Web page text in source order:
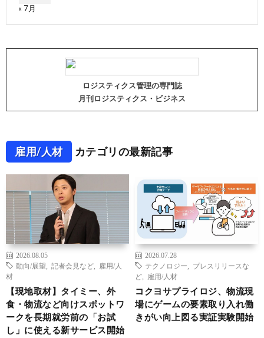
« 7月
ロジスティクス管理の専門誌
月刊ロジスティクス・ビジネス
雇用/人材 カテゴリの最新記事
2026.08.05
動向/展望
記者会見など
雇用/人
材
【現地取材】タイミー、外
食・物流など向けスポットワ
ークを長期就労前の「お試
し」に使える新サービス開始
2026.07.28
テクノロジー
プレスリリースな
ど
雇用/人材
コクヨサプライロジ、物流現
場にゲームの要素取り入れ働
きがい向上図る実証実験開始